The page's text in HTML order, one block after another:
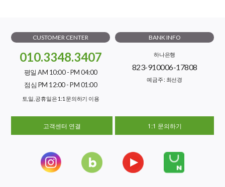
CUSTOMER CENTER
010.3348.3407
평일 AM 10:00 - PM 04:00
점심 PM 12:00 - PM 01:00
토,일, 공휴일은 1:1 문의하기 이용
BANK INFO
하나은행
823-910006-17808
예금주 : 최선경
고객센터 연결 1:1 문의하기